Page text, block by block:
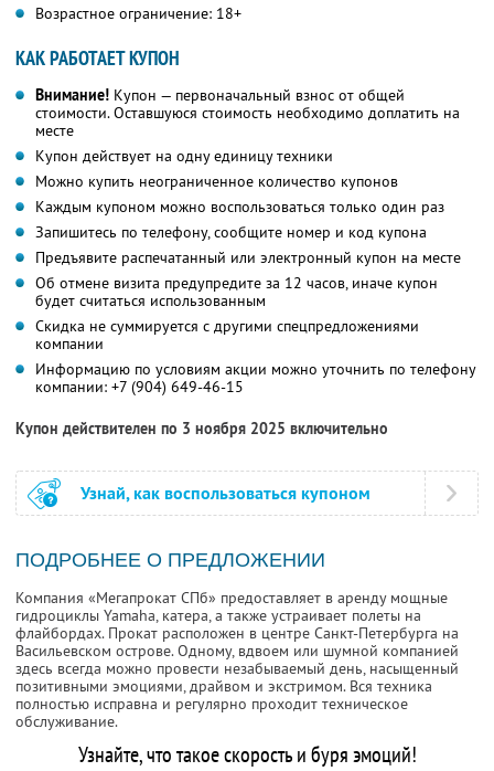
Возрастное ограничение: 18+
КАК РАБОТАЕТ КУПОН
Внимание! Купон — первоначальный взнос от общей
стоимости. Оставшуюся стоимость необходимо доплатить на
месте
Купон действует на одну единицу техники
Можно купить неограниченное количество купонов
Каждым купоном можно воспользоваться только один раз
Запишитесь по телефону, сообщите номер и код купона
Предъявите распечатанный или электронный купон на месте
Об отмене визита предупредите за 12 часов, иначе купон
будет считаться использованным
Скидка не суммируется с другими спецпредложениями
компании
Информацию по условиям акции можно уточнить по телефону
компании: +7 (904) 649-46-15
Купон действителен по 3 ноября 2025 включительно
Узнай, как воспользоваться купоном
ПОДРОБНЕЕ О ПРЕДЛОЖЕНИИ
Компания «Мегапрокат СПб» предоставляет в аренду мощные
гидроциклы Yamaha, катера, а также устраивает полеты на
флайбордах. Прокат расположен в центре Санкт-Петербурга на
Васильевском острове. Одному, вдвоем или шумной компанией
здесь всегда можно провести незабываемый день, насыщенный
позитивными эмоциями, драйвом и экстримом. Вся техника
полностью исправна и регулярно проходит техническое
обслуживание.
Узнайте, что такое скорость и буря эмоций!